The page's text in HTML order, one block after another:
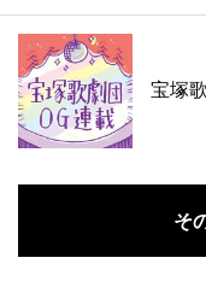
宝塚
そ